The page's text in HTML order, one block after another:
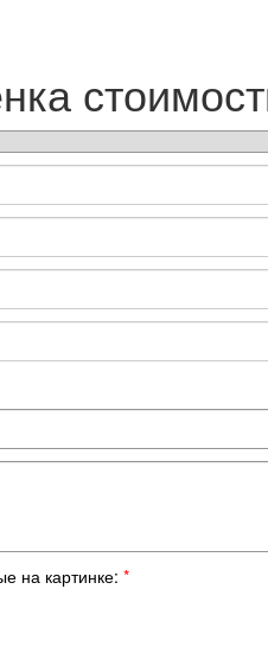
на картинке: *